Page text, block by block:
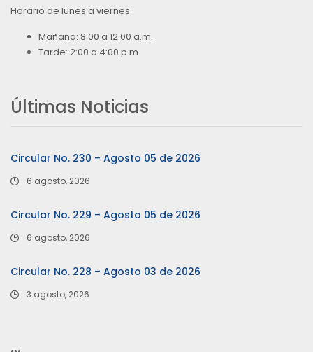
Horario de lunes a viernes
Mañana: 8:00 a 12:00 a.m.
Tarde: 2:00 a 4:00 p.m
Últimas Noticias
Circular No. 230 – Agosto 05 de 2026
6 agosto, 2026
Circular No. 229 – Agosto 05 de 2026
6 agosto, 2026
Circular No. 228 – Agosto 03 de 2026
3 agosto, 2026
…